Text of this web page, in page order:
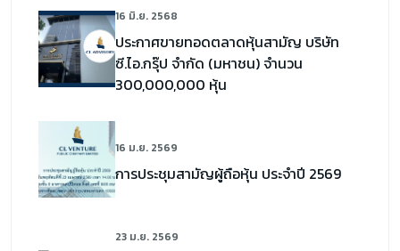
16 มิ.ย. 2568
ประกาศขายทอดตลาดหุ้นสามัญ บริษัท
ซี.ไอ.กรุ๊ป จำกัด (มหาชน) จำนวน
300,000,000 หุ้น
16 ม.ย. 2569
การประชุมสามัญผู้ถือหุ้น ประจำปี 2569
23 ม.ย. 2569